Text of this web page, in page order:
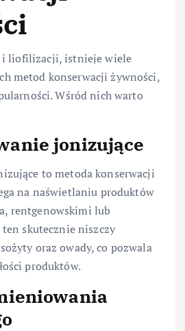
i liofilizacji, istnieje wiele
metod konserwacji żywności,
Wśród nich warto
jonizujące
to metoda konserwacji
na naświetlaniu produktów
rentgenowskimi lub
skutecznie niszczy
oraz owady, co pozwala
produktów.